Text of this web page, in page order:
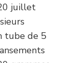
juillet
tube de 5